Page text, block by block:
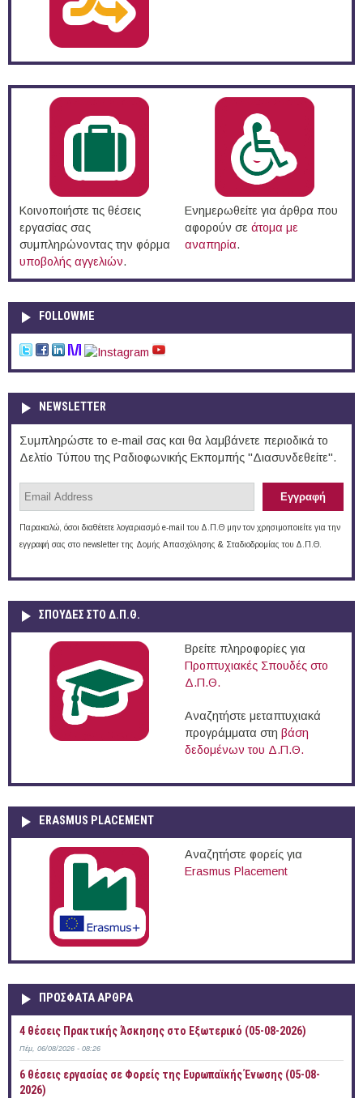
Κοινοποιήστε τις θέσεις
εργασίας σας
συμπληρώνοντας την φόρμα
υποβολής αγγελιών.
Ενημερωθείτε για άρθρα που
αφορούν σε άτομα με
αναπηρία.
FOLLOWME
NEWSLETTER
Συμπληρώστε το e-mail σας και θα λαμβάνετε περιοδικά το
Δελτίο Τύπου της Ραδιοφωνικής Εκπομπής "Διασυνδεθείτε".
Παρακαλώ, όσοι διαθέτετε λογαριασμό e-mail του Δ.Π.Θ μην τον χρησιμοποιείτε για την
εγγραφή σας στο newsletter της Δομής Απασχόλησης & Σταδιοδρομίας του Δ.Π.Θ.
ΣΠΟΥΔΈΣ ΣΤΟ Δ.Π.Θ.
Βρείτε πληροφορίες για
Προπτυχιακές Σπουδές στο
Δ.Π.Θ.
Αναζητήστε μεταπτυχιακά
προγράμματα στη βάση
δεδομένων του Δ.Π.Θ.
ERASMUS PLACEMENT
Αναζητήστε φορείς για
Erasmus Placement
ΠΡOΣΦΑΤΑ AΡΘΡΑ
4 θέσεις Πρακτικής Άσκησης στο Εξωτερικό (05-08-2026)
Πέμ, 06/08/2026 - 08:26
6 θέσεις εργασίας σε Φορείς της Ευρωπαϊκής Ένωσης (05-08-
2026)